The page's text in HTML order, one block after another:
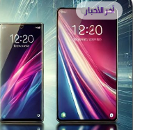
آخر الأخبار